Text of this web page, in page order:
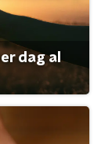
dag al